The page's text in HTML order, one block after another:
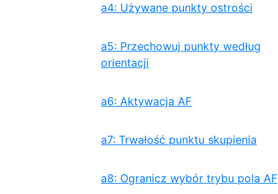
a4: Używane punkty ostrości
a5: Przechowuj punkty według
orientacji
a6: Aktywacja AF
a7: Trwałość punktu skupienia
a8: Ogranicz wybór trybu pola AF